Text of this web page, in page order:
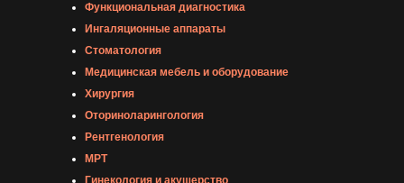
Функциональная диагностика
Ингаляционные аппараты
Стоматология
Медицинская мебель и оборудование
Хирургия
Оториноларингология
Рентгенология
МРТ
Гинекология и акушерство